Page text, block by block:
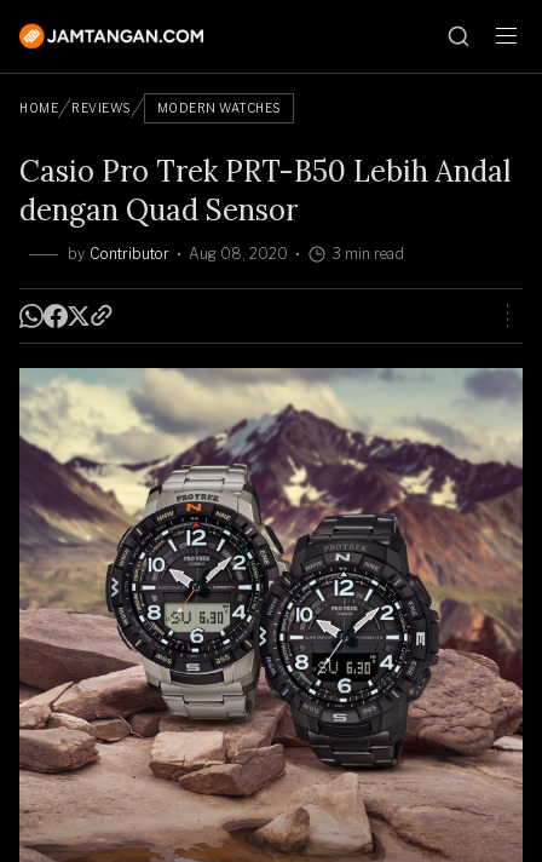
HOME REVIEWS MODERN WATCHES
Casio Pro Trek PRT-B50 Lebih Andal
dengan Quad Sensor
by Contributor Aug 08, 2020 3 min read